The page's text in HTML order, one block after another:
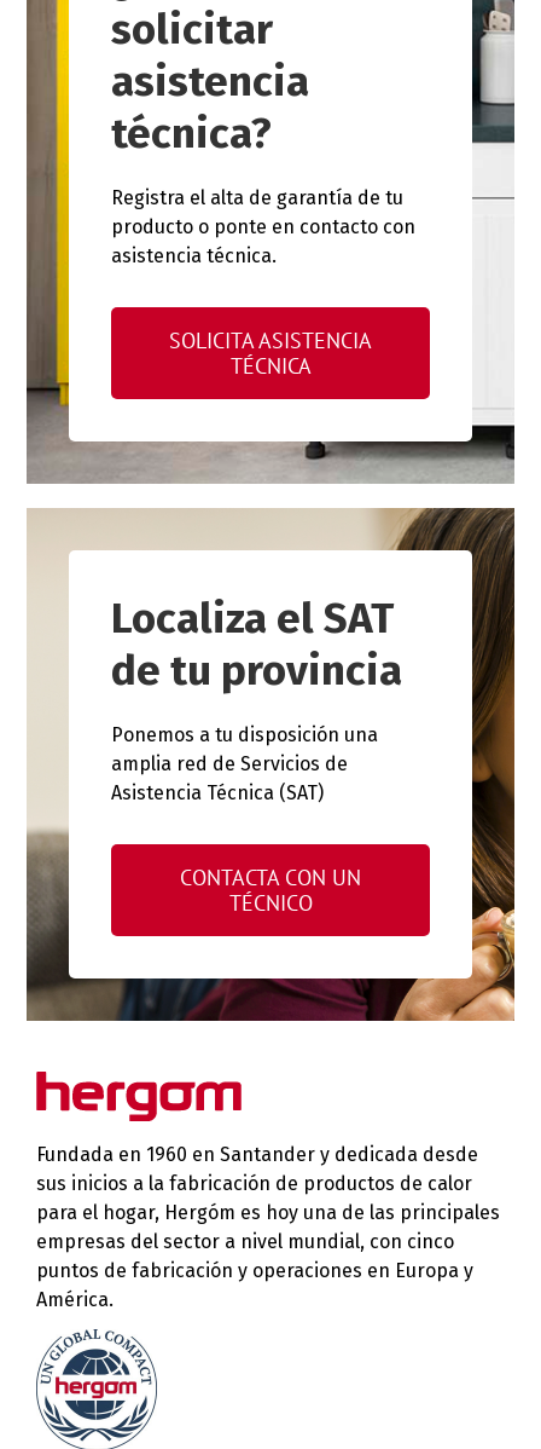
solicitar
asistencia
técnica?
Registra el alta de garantía de tu
producto o ponte en contacto con
asistencia técnica.
SOLICITA ASISTENCIA
TÉCNICA
Localiza el SAT
de tu provincia
Ponemos a tu disposición una
amplia red de Servicios de
Asistencia Técnica (SAT)
CONTACTA CON UN
TÉCNICO
Fundada en 1960 en Santander y dedicada desde
sus inicios a la fabricación de productos de calor
para el hogar, Hergóm es hoy una de las principales
empresas del sector a nivel mundial, con cinco
puntos de fabricación y operaciones en Europa y
América.